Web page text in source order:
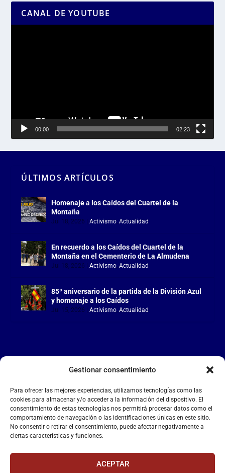
Gestionar consentimiento
Para ofrecer las mejores experiencias, utilizamos tecnologías como las
cookies para almacenar y/o acceder a la información del dispositivo. El
consentimiento de estas tecnologías nos permitirá procesar datos como el
comportamiento de navegación o las identificaciones únicas en este sitio.
No consentir o retirar el consentimiento, puede afectar negativamente a
ciertas características y funciones.
ACEPTAR
CANAL DE YOUTUBE
00:00 02:23
ÚLTIMOS ARTÍCULOS
Homenaje a los Caídos del Cuartel de la
Montaña
Jul 18, 2026 |Activismo ,Actualidad
En recuerdo a los Caídos del Cuartel de la
Montaña en el Cementerio de La Almudena
Jul 18, 2026 |Activismo ,Actualidad
85º aniversario de la partida de la División Azul
y homenaje a los Caídos
Jul 15, 2026 |Activismo ,Actualidad
LA FALANGE
Reproductor
de
vídeo